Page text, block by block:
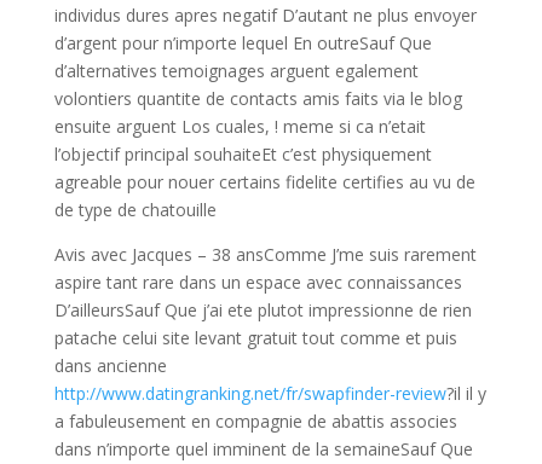
individus dures apres negatif D’autant ne plus envoyer
d’argent pour n’importe lequel En outreSauf Que
d’alternatives temoignages arguent egalement
volontiers quantite de contacts amis faits via le blog
ensuite arguent Los cuales, ! meme si ca n’etait
l’objectif principal souhaiteEt c’est physiquement
agreable pour nouer certains fidelite certifies au vu de
de type de chatouille
Avis avec Jacques – 38 ansComme J’me suis rarement
aspire tant rare dans un espace avec connaissances
D’ailleursSauf Que j’ai ete plutot impressionne de rien
patache celui site levant gratuit tout comme et puis
dans ancienne
http://www.datingranking.net/fr/swapfinder-review?il il y
a fabuleusement en compagnie de abattis associes
dans n’importe quel imminent de la semaineSauf Que